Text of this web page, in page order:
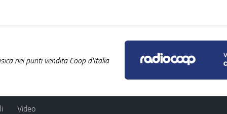
nei punti vendita Coop d'Italia
Video